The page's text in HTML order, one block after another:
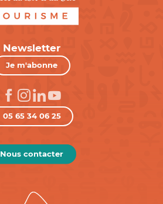
Newsletter
Je m'abonne
05 65 34 06 25
Nous contacter